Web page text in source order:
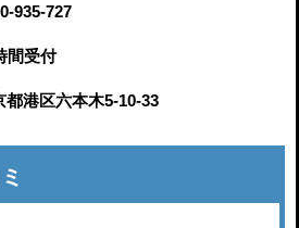
935-727
間受付
都港区六本木5-10-33